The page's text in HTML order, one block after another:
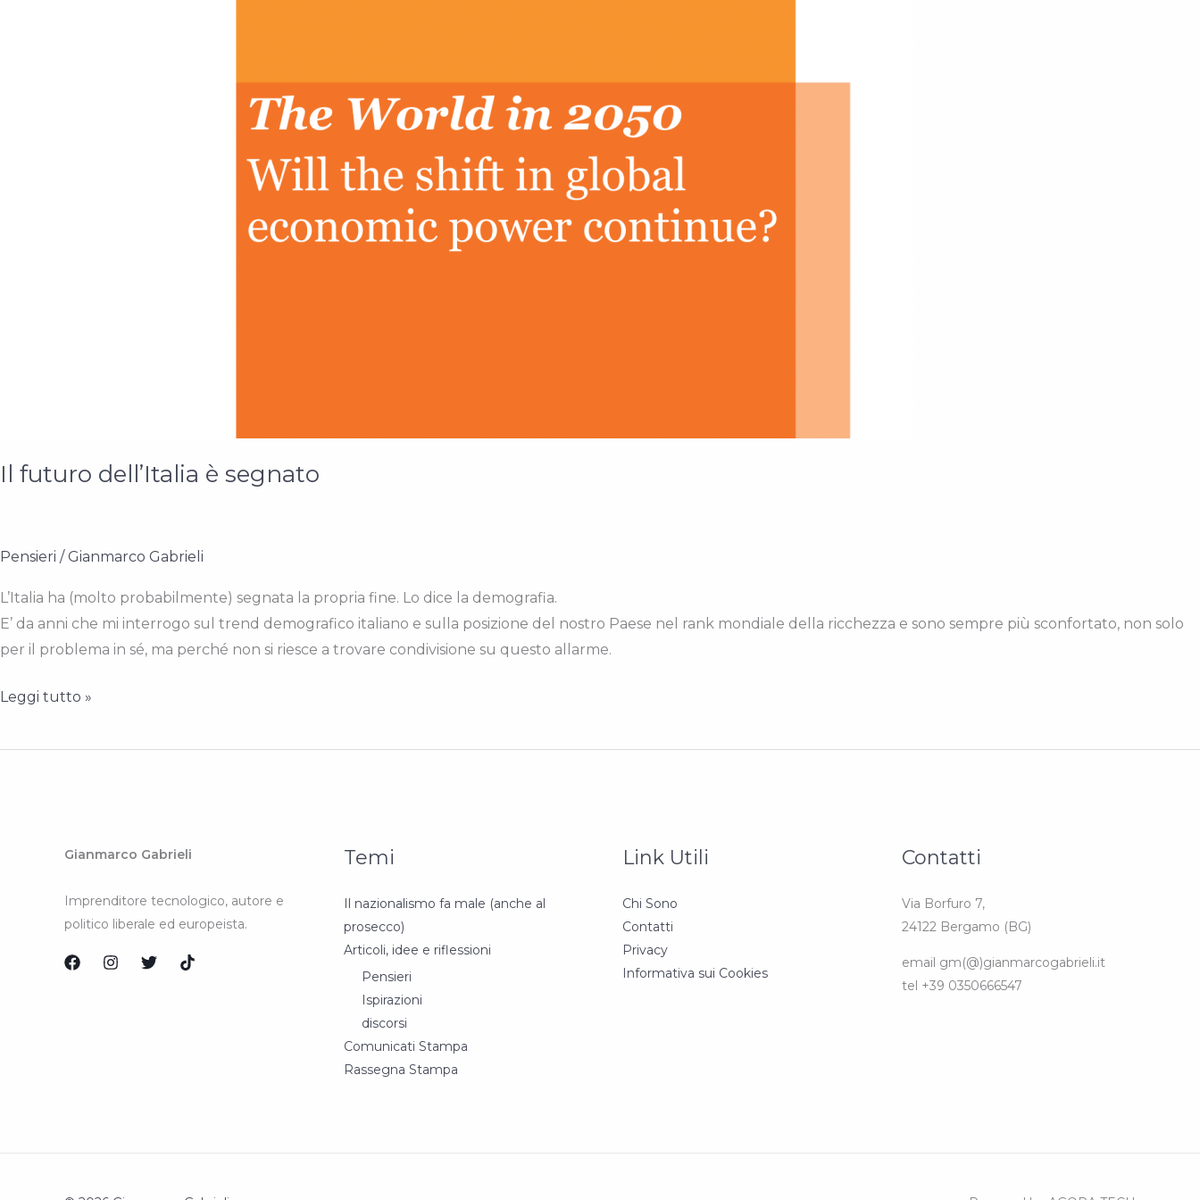
Il futuro dell’Italia è segnato
Pensieri / Gianmarco Gabrieli
L’Italia ha (molto probabilmente) segnata la propria fine. Lo dice la demografia.
E’ da anni che mi interrogo sul trend demografico italiano e sulla posizione del nostro Paese nel rank mondiale della ricchezza e sono sempre più sconfortato, non solo
per il problema in sé, ma perché non si riesce a trovare condivisione su questo allarme.
Il
dell’Italia
Leggi tutto »
Gianmarco Gabrieli
Imprenditore tecnologico, autore e
politico liberale ed europeista.
Temi
Il nazionalismo fa male (anche al
prosecco)
Articoli, idee e riflessioni
Pensieri
Ispirazioni
discorsi
Comunicati Stampa
Rassegna Stampa
Link Utili
Chi Sono
Contatti
Privacy
Informativa sui Cookies
Contatti
Via Borfuro 7,
24122 Bergamo (BG)
email gm(@)gianmarcogabrieli.it
tel +39 0350666547